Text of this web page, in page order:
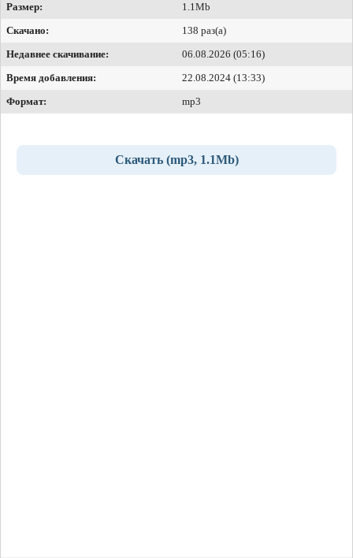
Размер:
1.1Mb
Скачано:
138 раз(а)
Недавнее скачивание:
06.08.2026 (05:16)
Время добавления:
22.08.2024 (13:33)
Формат:
mp3
Скачать (mp3, 1.1Mb)